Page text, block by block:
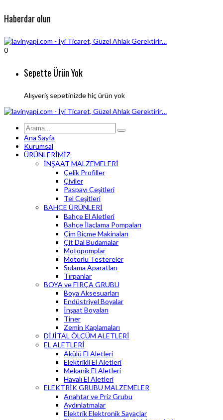
Haberdar olun
0
Sepette Ürün Yok
Alışveriş sepetinizde hiç ürün yok
Ana Sayfa
Kurumsal
ÜRÜNLERİMİZ
İNŞAAT MALZEMELERİ
Çelik Profiller
Çiviler
Paspayı Çeşitleri
Tel Çeşitleri
BAHÇE ÜRÜNLERİ
Bahçe El Aletleri
Bahçe İlaçlama Pompaları
Çim Biçme Makinaları
Çit Dal Budamalar
Motopomplar
Motorlu Testereler
Sulama Aparatları
Tırpanlar
BOYA ve FIRÇA GRUBU
Boya Aksesuarları
Endüstriyel Boyalar
İnşaat Boyaları
Tiner
Zemin Kaplamaları
DİJİTAL ÖLÇÜM ALETLERİ
EL ALETLERİ
Akülü El Aletleri
Elektrikli El Aletleri
Mekanik El Aletleri
Havalı El Aletleri
ELEKTRİK GRUBU MALZEMELER
Anahtar ve Priz Grubu
Aydınlatmalar
Elektrik Elektronik Sayaçlar